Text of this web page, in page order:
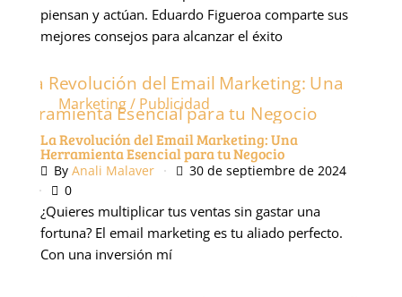
piensan y actúan. Eduardo Figueroa comparte sus
mejores consejos para alcanzar el éxito
Marketing / Publicidad
La Revolución del Email Marketing: Una
Herramienta Esencial para tu Negocio
By Anali Malaver
30 de septiembre de 2024
0
¿Quieres multiplicar tus ventas sin gastar una
fortuna? El email marketing es tu aliado perfecto.
Con una inversión mí